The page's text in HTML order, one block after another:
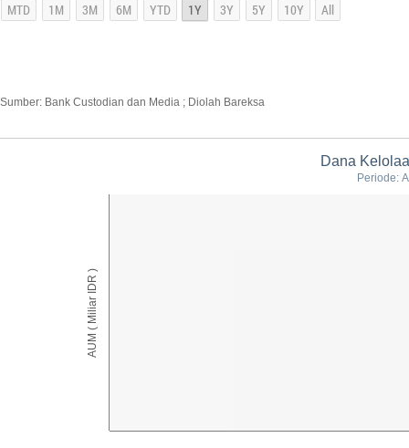
Sumber: Bank Custodian dan Media ; Diolah Bareksa
AUM ( Miliar IDR )
Dana
Periode: